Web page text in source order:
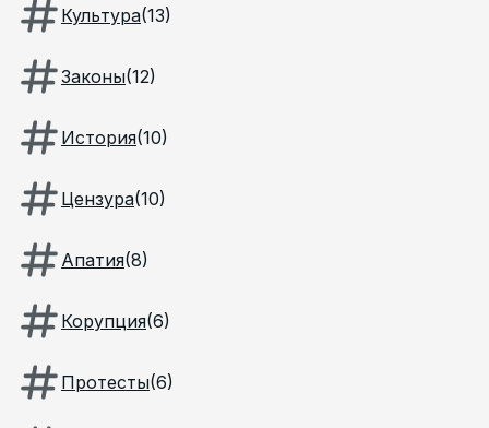
Культура(13)
Законы(12)
История(10)
Цензура(10)
Апатия(8)
Корупция(6)
Протесты(6)